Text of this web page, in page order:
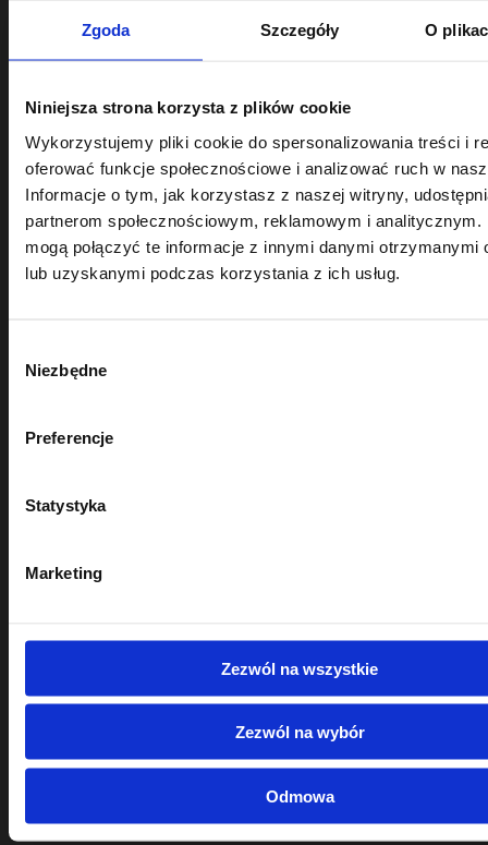
Zgoda Szczegóły O
Niniejsza strona korzysta z plików cookie
Wykorzystujemy pliki cookie do spersonalizowania treści i
oferować funkcje społecznościowe i analizować ruch w
Informacje o tym, jak korzystasz z naszej witryny,
partnerom społecznościowym, reklamowym i analitycznym.
mogą połączyć te informacje z innymi danymi otrzymanymi
lub uzyskanymi podczas korzystania z ich usług.
zgody
Niezbędne
Preferencje
Statystyka
Marketing
Zezwól na wszystkie
Zezwól na wybór
Odmowa
Polityka Cookies
Blog
USŁUGI
Brukarstwo
Kruszarki i przesiewacze
Transport kruszyw